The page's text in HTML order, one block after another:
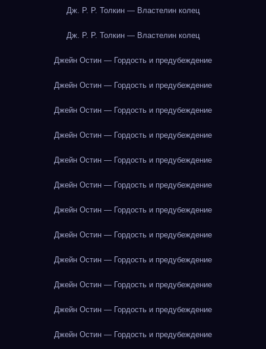
Дж. Р. Р. Толкин — Властелин колец
Дж. Р. Р. Толкин — Властелин колец
Джейн Остин — Гордость и предубеждение
Джейн Остин — Гордость и предубеждение
Джейн Остин — Гордость и предубеждение
Джейн Остин — Гордость и предубеждение
Джейн Остин — Гордость и предубеждение
Джейн Остин — Гордость и предубеждение
Джейн Остин — Гордость и предубеждение
Джейн Остин — Гордость и предубеждение
Джейн Остин — Гордость и предубеждение
Джейн Остин — Гордость и предубеждение
Джейн Остин — Гордость и предубеждение
Джейн Остин — Гордость и предубеждение